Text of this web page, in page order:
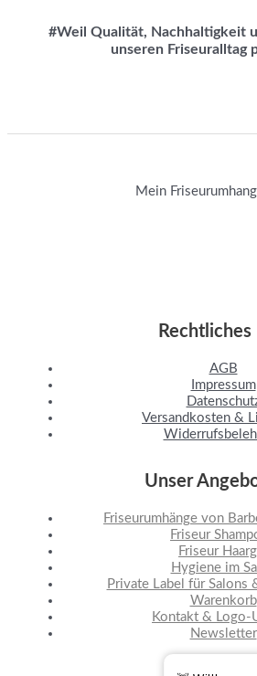
#Weil Qualität, Nachhaltigkeit
unseren Friseuralltag
Mein
Rechtliches
AGB
Impressum
Versandkosten &
Unser
Friseurumhänge von
Friseur
Friseur
Hygiene im
Private Label für Salons
Warenkorb
Kontakt & Logo-
Newsletter